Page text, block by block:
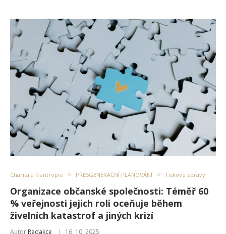
Charita a filantropie PŘESGENERAČNÍ PLÁNOVÁNÍ Tiskové zprávy
Organizace občanské společnosti: Téměř 60
% veřejnosti jejich roli oceňuje během
živelních katastrof a jiných krizí
Autor Redakce 16. 10. 2025